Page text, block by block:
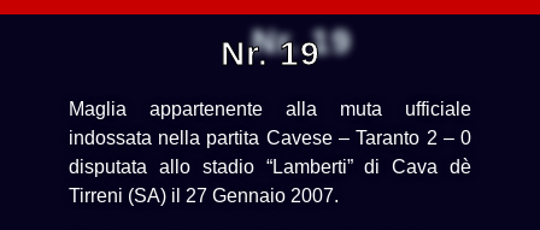
Nr. 19
Maglia appartenente alla muta ufficiale
indossata nella partita Cavese – Taranto 2 – 0
disputata allo stadio “Lamberti” di Cava dè
Tirreni (SA) il 27 Gennaio 2007.